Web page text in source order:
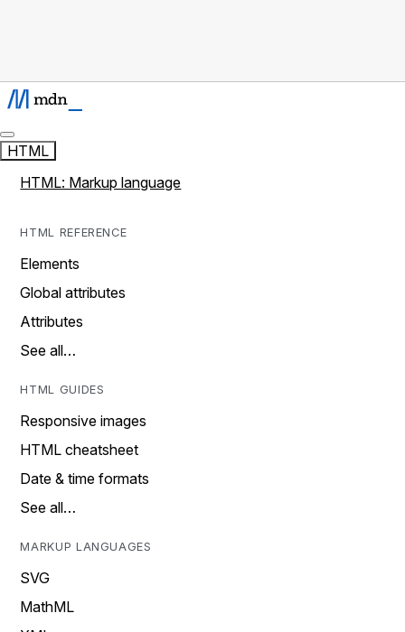
HTML
HTML: Markup language
HTML REFERENCE
Elements
Global attributes
Attributes
See all…
HTML GUIDES
Responsive images
HTML cheatsheet
Date & time formats
See all…
MARKUP LANGUAGES
SVG
MathML